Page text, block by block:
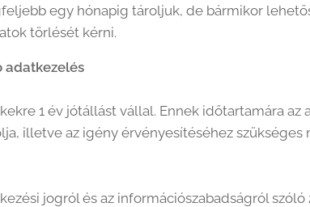
egy hónapig tároljuk, de bármikor
törlését kérni.
adatkezelés
1 év jótállást vállal. Ennek időtartamára az
illetve az igény érvényesítéséhez szükséges
jogról és az információszabadságról szóló